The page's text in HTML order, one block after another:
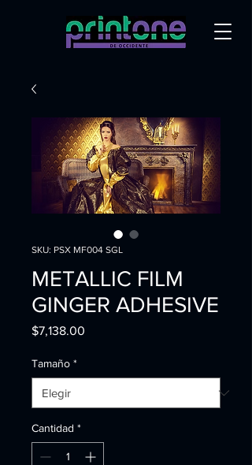
SKU: PSX MF004 SGL
METALLIC FILM
GINGER ADHESIVE
$7,138.00
Tamaño *
Cantidad *